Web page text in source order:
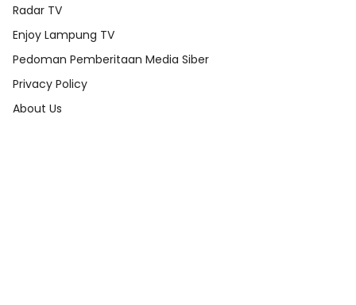
Radar TV
Enjoy Lampung TV
Pedoman Pemberitaan Media Siber
Privacy Policy
About Us